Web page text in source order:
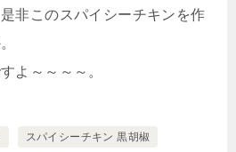
非このスパイシーチキンを作
よ～～～～。
スパイシーチキン 黒胡椒